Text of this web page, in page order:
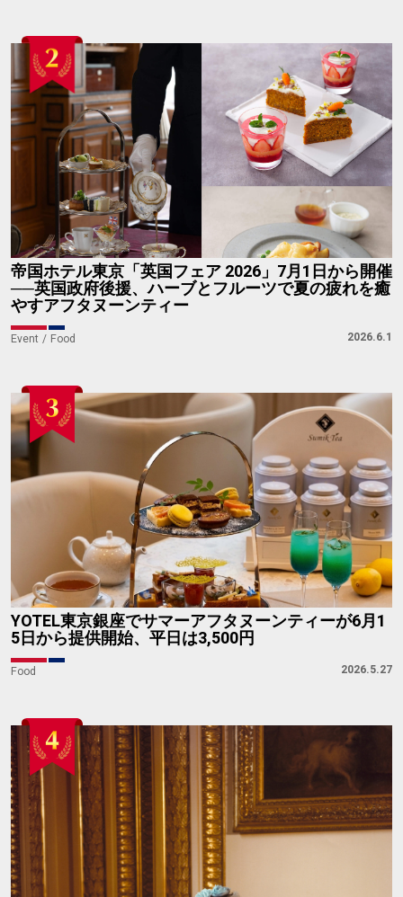
帝国ホテル東京「英国フェア 2026」7月1日から開催
──英国政府後援、ハーブとフルーツで夏の疲れを癒
やすアフタヌーンティー
Event Food 2026.6.1
YOTEL東京銀座でサマーアフタヌーンティーが6月1
5日から提供開始、平日は3,500円
Food 2026.5.27